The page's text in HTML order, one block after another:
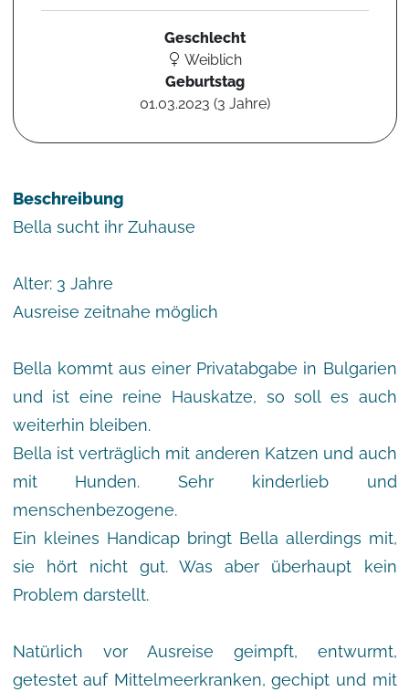
Geschlecht
Weiblich
Geburtstag
01.03.2023 (3 Jahre)
Beschreibung
Bella sucht ihr Zuhause
Alter: 3 Jahre
Ausreise zeitnahe möglich
Bella kommt aus einer Privatabgabe in Bulgarien
und ist eine reine Hauskatze, so soll es auch
weiterhin bleiben.
Bella ist verträglich mit anderen Katzen und auch
mit Hunden. Sehr kinderlieb und
menschenbezogene.
Ein kleines Handicap bringt Bella allerdings mit,
sie hört nicht gut. Was aber überhaupt kein
Problem darstellt.
Natürlich vor Ausreise geimpft, entwurmt,
getestet auf Mittelmeerkranken, gechipt und mit